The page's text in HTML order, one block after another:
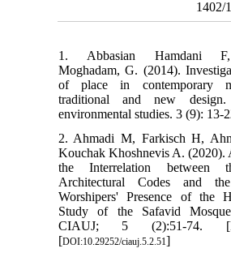
1. Abbasian Hamdani F,
Moghadam, G. (2014).
of place in contemporary
traditional and new
environmental studies. 3 (9): 13-
2. Ahmadi M, Farkisch H,
Kouchak Khoshnevis A. (2020).
the Interrelation between
Architectural Codes and
Worshipers' Presence of the
Study of the Safavid
CIAUJ; 5 (2):51-74.
[DOI:10.29252/ciauj.5.2.51]